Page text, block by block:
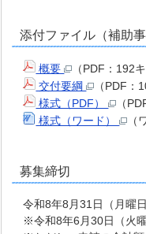
添付ファイル（補助事
概要
（PDF：192
交付要綱
（PDF：
様式（PDF）
（
様式（ワード）
（
募集締切
令和8年8月31日（月曜
※令和8年6月30日（火曜